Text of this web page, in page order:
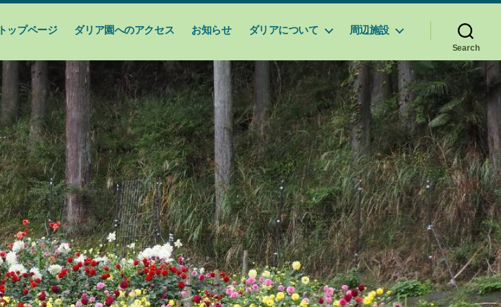
トップページ ダリア園へのアクセス お知らせ ダリアについて 周辺施設
Search